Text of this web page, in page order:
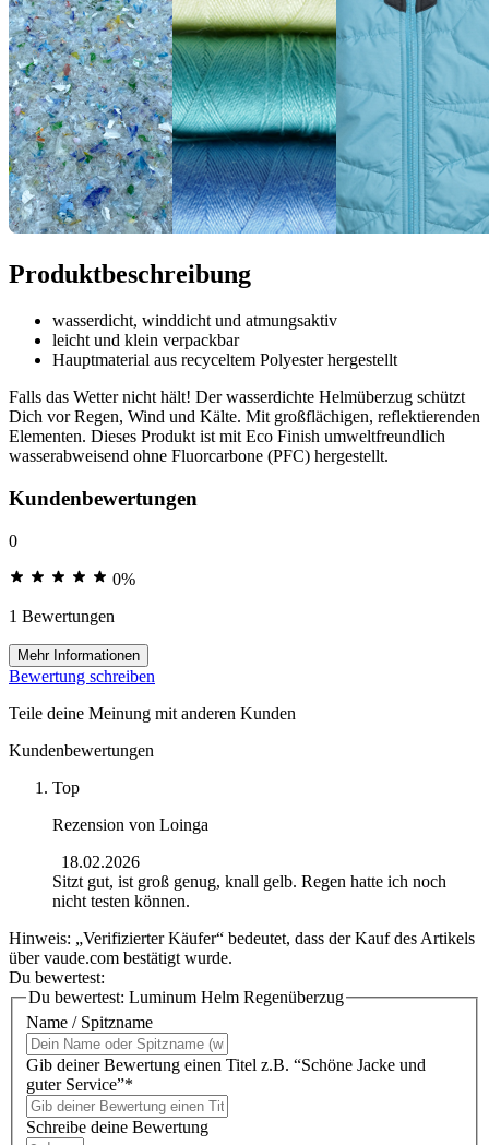
Produktbeschreibung
wasserdicht, winddicht und atmungsaktiv
leicht und klein verpackbar
Hauptmaterial aus recyceltem Polyester hergestellt
Falls das Wetter nicht hält! Der wasserdichte Helmüberzug schützt
Dich vor Regen, Wind und Kälte. Mit großflächigen, reflektierenden
Elementen. Dieses Produkt ist mit Eco Finish umweltfreundlich
wasserabweisend ohne Fluorcarbone (PFC) hergestellt.
Kundenbewertungen
0
0%
1 Bewertungen
Mehr Informationen
Bewertung schreiben
Teile deine Meinung mit anderen Kunden
Kundenbewertungen
Top
Rezension von Loinga
18.02.2026
Sitzt gut, ist groß genug, knall gelb. Regen hatte ich noch
nicht testen können.
Hinweis: „Verifizierter Käufer“ bedeutet, dass der Kauf des Artikels
über vaude.com bestätigt wurde.
Du bewertest:
Du bewertest: Luminum Helm Regenüberzug
Name / Spitzname
Gib deiner Bewertung einen Titel z.B. “Schöne Jacke und
guter Service”*
Schreibe deine Bewertung